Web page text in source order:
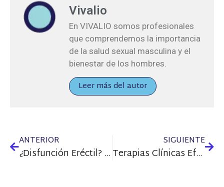
Vivalio
En VIVALIO somos profesionales
que comprendemos la importancia
de la salud sexual masculina y el
bienestar de los hombres.
Leer más del autor
ANTERIOR
¿Disfunción Eréctil? Descubre Cuándo es el Momento Exacto para Consultar a un Sexólogo Clínico
SIGUIENTE
Terapias Clínicas Efectivas para Frenar la Calvicie Masculina: Lo que Funciona en 2025